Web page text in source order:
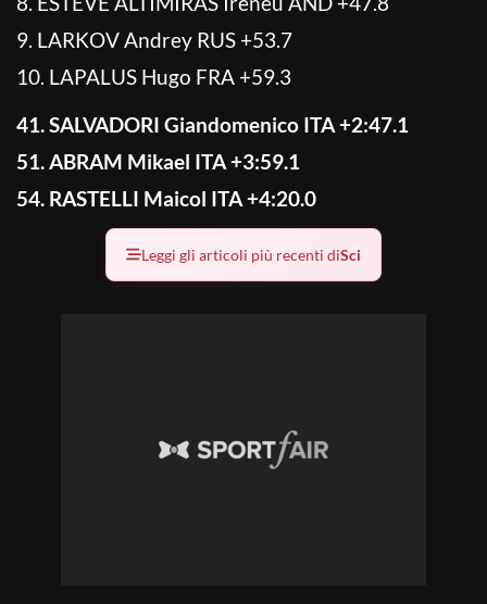
9. LARKOV Andrey RUS +53.7
10. LAPALUS Hugo FRA +59.3
41. SALVADORI Giandomenico ITA +2:47.1
51. ABRAM Mikael ITA +3:59.1
54. RASTELLI Maicol ITA +4:20.0
Leggi gli articoli più recenti diSci